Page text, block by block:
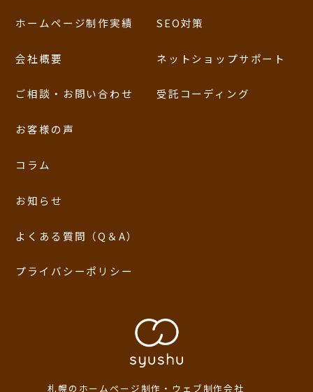
札幌のホームページ制作・ウェブ制作会社
ホームページ制作実績
会社概要
ご相談・お問い合わせ
SEO対策
ネットショップサポート
受託コーディング
お客様の声
コラム
お知らせ
よくある質問（Q＆A）
プライバシーポリシー